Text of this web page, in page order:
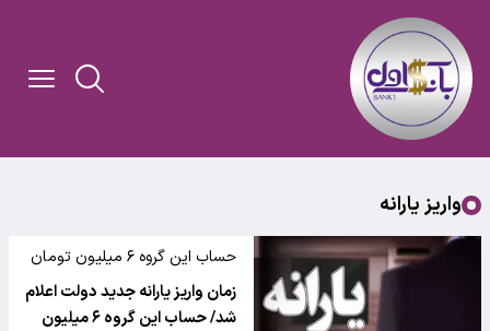
واریز یارانه
حساب این گروه ۶ میلیون تومان
شارژ خواهد شد
زمان واریز یارانه جدید دولت اعلام
شد/ حساب این گروه ۶ میلیون